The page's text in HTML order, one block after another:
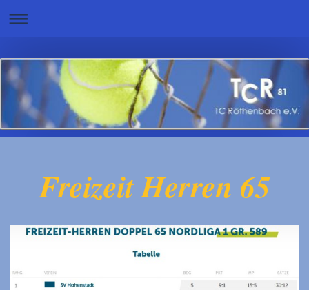
Freizeit Herren 65